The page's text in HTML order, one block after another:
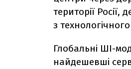
території Росії,
з
Глобальні ШІ-
найдешевші